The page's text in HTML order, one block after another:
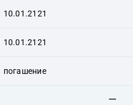
10.01.2121
10.01.2121
погашение